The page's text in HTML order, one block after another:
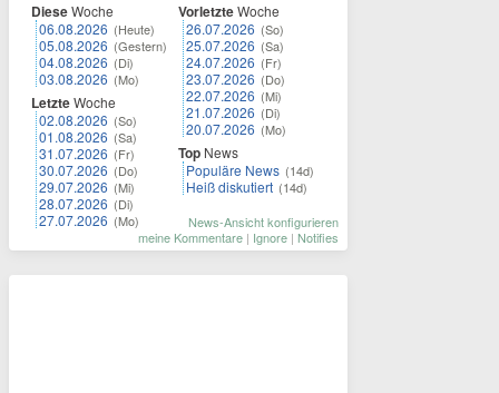
DieseWoche
06.08.2026 (Heute)
05.08.2026 (Gestern)
04.08.2026 (Di)
03.08.2026 (Mo)
LetzteWoche
02.08.2026 (So)
01.08.2026 (Sa)
31.07.2026 (Fr)
30.07.2026 (Do)
29.07.2026 (Mi)
28.07.2026 (Di)
27.07.2026 (Mo)
VorletzteWoche
26.07.2026 (So)
25.07.2026 (Sa)
24.07.2026 (Fr)
23.07.2026 (Do)
22.07.2026 (Mi)
21.07.2026 (Di)
20.07.2026 (Mo)
Top News
Populäre News (14d)
Heiß diskutiert (14d)
News-Ansicht konfigurieren
meine Kommentare | Ignore | Notifies